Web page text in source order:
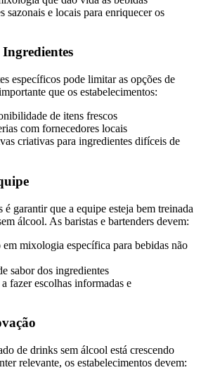
sazonais e locais para enriquecer os
específicos pode limitar as opções de
que os estabelecimentos:
de itens frescos
com fornecedores locais
criativas para ingredientes difíceis de
garantir que a equipe esteja bem treinada
álcool. As baristas e bartenders devem:
em mixologia específica para bebidas não
sabor dos ingredientes
fazer escolhas informadas e
de drinks sem álcool está crescendo
relevante, os estabelecimentos devem: